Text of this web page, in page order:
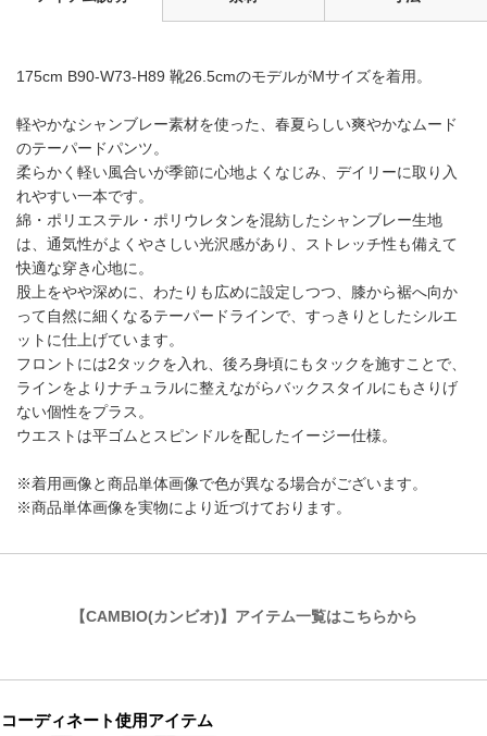
175cm B90-W73-H89 靴26.5cmのモデルがMサイズを着用。
軽やかなシャンブレー素材を使った、春夏らしい爽やかなムード
のテーパードパンツ。
柔らかく軽い風合いが季節に心地よくなじみ、デイリーに取り入
れやすい一本です。
綿・ポリエステル・ポリウレタンを混紡したシャンブレー生地
は、通気性がよくやさしい光沢感があり、ストレッチ性も備えて
快適な穿き心地に。
股上をやや深めに、わたりも広めに設定しつつ、膝から裾へ向か
って自然に細くなるテーパードラインで、すっきりとしたシルエ
ットに仕上げています。
フロントには2タックを入れ、後ろ身頃にもタックを施すことで、
ラインをよりナチュラルに整えながらバックスタイルにもさりげ
ない個性をプラス。
ウエストは平ゴムとスピンドルを配したイージー仕様。
※着用画像と商品単体画像で色が異なる場合がございます。
※商品単体画像を実物により近づけております。
【CAMBIO(カンビオ)】アイテム一覧はこちらから
コーディネート使用アイテム